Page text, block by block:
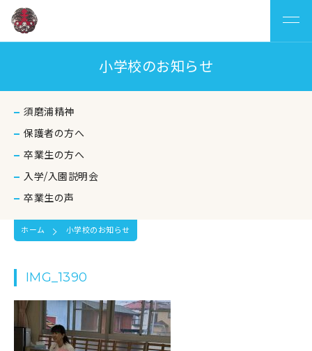
小学校のお知らせ
須磨浦精神
保護者の方へ
卒業生の方へ
入学/入園説明会
卒業生の声
ホーム 小学校のお知らせ
IMG_1390